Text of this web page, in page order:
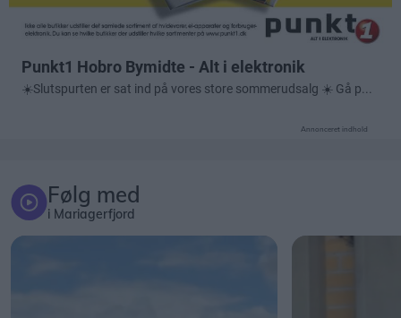
Annonceret indhold
Følg med
i Mariagerfjord